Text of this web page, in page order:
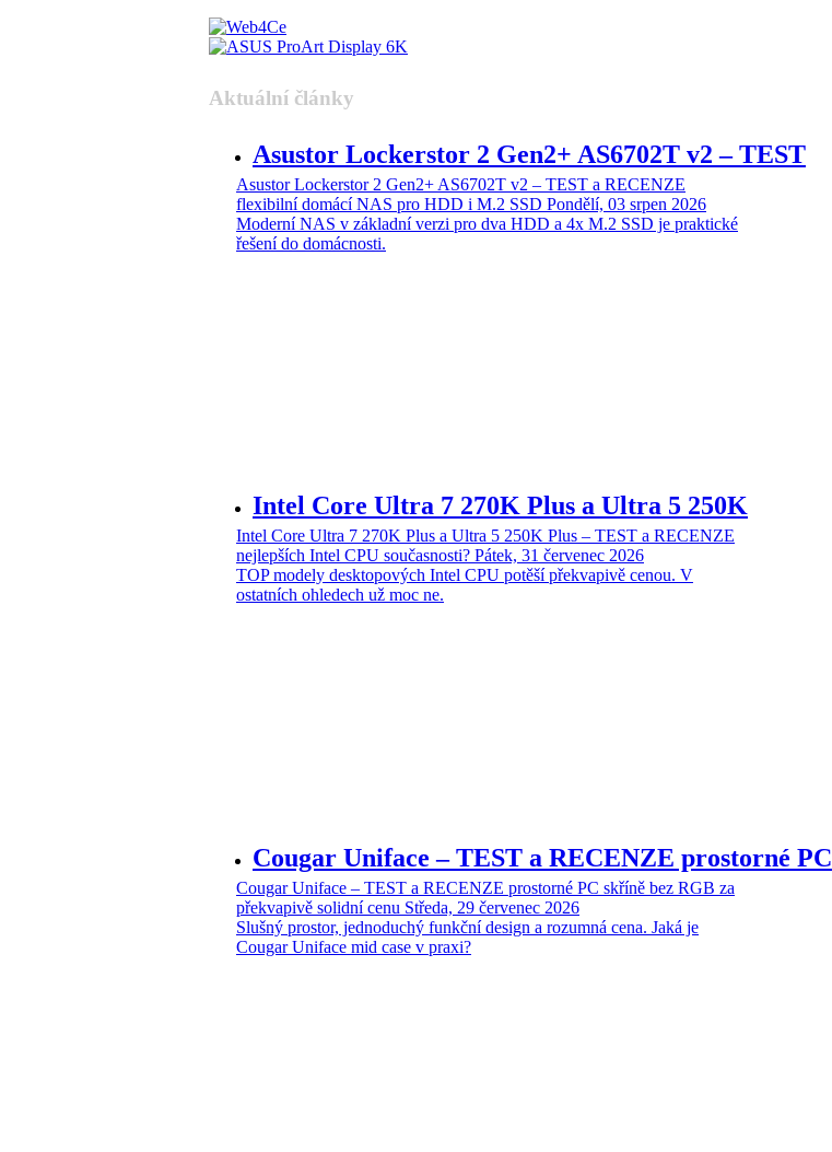
Aktuální články
Asustor Lockerstor 2 Gen2+ AS6702T v2 – TEST
Asustor Lockerstor 2 Gen2+ AS6702T v2 – TEST a RECENZE
flexibilní domácí NAS pro HDD i M.2 SSD Pondělí, 03 srpen 2026
Moderní NAS v základní verzi pro dva HDD a 4x M.2 SSD je praktické
řešení do domácnosti.
Intel Core Ultra 7 270K Plus a Ultra 5 250K
Intel Core Ultra 7 270K Plus a Ultra 5 250K Plus – TEST a RECENZE
nejlepších Intel CPU současnosti? Pátek, 31 červenec 2026
TOP modely desktopových Intel CPU potěší překvapivě cenou. V
ostatních ohledech už moc ne.
Cougar Uniface – TEST a RECENZE prostorné PC
Cougar Uniface – TEST a RECENZE prostorné PC skříně bez RGB za
překvapivě solidní cenu Středa, 29 červenec 2026
Slušný prostor, jednoduchý funkční design a rozumná cena. Jaká je
Cougar Uniface mid case v praxi?